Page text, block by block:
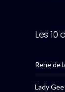
Les 10
Rene de
Lady